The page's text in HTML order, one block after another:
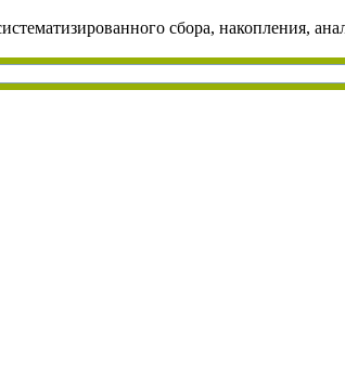
сбора, накопления,